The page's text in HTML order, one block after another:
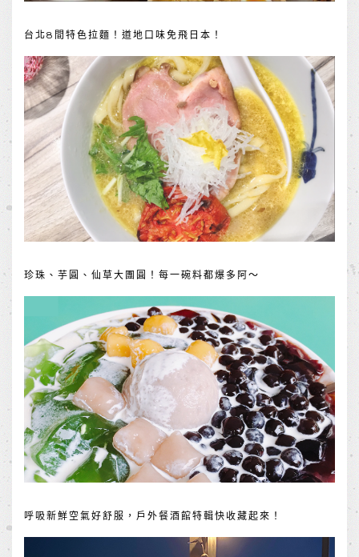
台北8間特色拉麵！道地口味免飛日本！
珍珠、芋圓、仙草大團圓！每一碗料都爆多阿～
呼吸新鮮空氣好舒服，戶外餐酒館特輯快收藏起來！